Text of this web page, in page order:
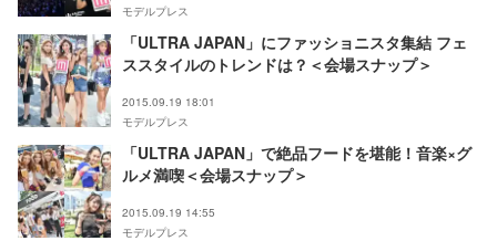
モデルプレス
「ULTRA JAPAN」にファッショニスタ集結 フェ
ススタイルのトレンドは？＜会場スナップ＞
2015.09.19 18:01
モデルプレス
「ULTRA JAPAN」で絶品フードを堪能！音楽×グ
ルメ満喫＜会場スナップ＞
2015.09.19 14:55
モデルプレス